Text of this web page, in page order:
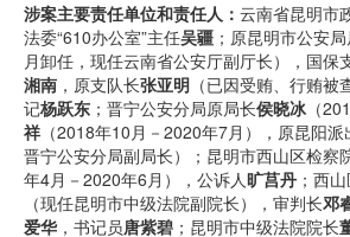
涉案主要责任单位和责任人： 云南省昆明市
法委“610办公室”主任吴疆 ；原昆明市公安
月卸任，现任云南省公安厅副厅长），国保
湘南 ，原支队长张亚明 （已因受贿、行贿
记杨跃东 ；晋宁公安分局原局长侯晓冰 （
祥 （2018年10月－2020年7月），原昆阳派
晋宁公安分局副局长）；昆明市西山区检察
年4月－2020年6月），公诉人旷莒丹 ；西
（现任昆明市中级法院副院长），审判长邓
爱华，书记员唐紫碧 ；昆明市中级法院院长